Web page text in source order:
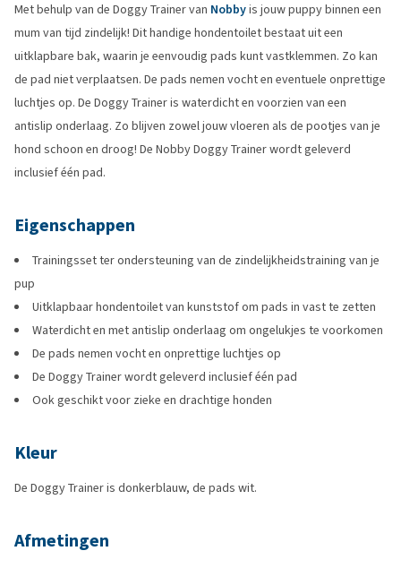
Met behulp van de Doggy Trainer van Nobbyis jouw puppy binnen een
mum van tijd zindelijk! Dit handige hondentoilet bestaat uit een
uitklapbare bak, waarin je eenvoudig pads kunt vastklemmen. Zo kan
de pad niet verplaatsen. De pads nemen vocht en eventuele onprettige
luchtjes op. De Doggy Trainer is waterdicht en voorzien van een
antislip onderlaag. Zo blijven zowel jouw vloeren als de pootjes van je
hond schoon en droog! De Nobby Doggy Trainer wordt geleverd
inclusief één pad.
Eigenschappen
Trainingsset ter ondersteuning van de zindelijkheidstraining van je
pup
Uitklapbaar hondentoilet van kunststof om pads in vast te zetten
Waterdicht en met antislip onderlaag om ongelukjes te voorkomen
De pads nemen vocht en onprettige luchtjes op
De Doggy Trainer wordt geleverd inclusief één pad
Ook geschikt voor zieke en drachtige honden
Kleur
De Doggy Trainer is donkerblauw, de pads wit.
Afmetingen